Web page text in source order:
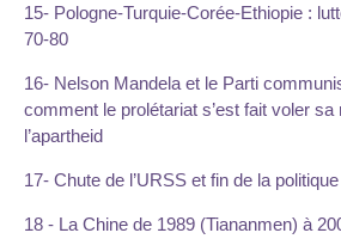
15- Pologne-Turquie-Corée-Ethiopie :
70-80
16- Nelson Mandela et le Parti
comment le prolétariat s’est fait voler
l’apartheid
17- Chute de l’URSS et fin de la
18 - La Chine de 1989 (Tiananmen) à